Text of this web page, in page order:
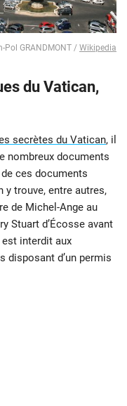
Pol GRANDMONT / Wikipedia
du Vatican,
secrètes du Vatican, il
nombreux documents
ces documents
y trouve, entre autres,
de Michel-Ange au
Stuart d’Écosse avant
est interdit aux
disposant d’un permis